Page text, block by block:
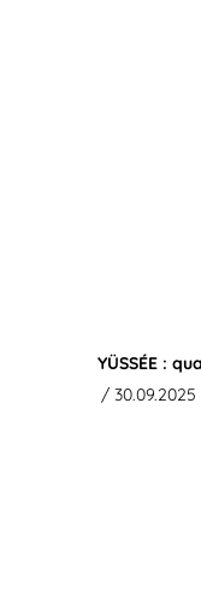
YÜSSÉE :
/ 30.09.2025